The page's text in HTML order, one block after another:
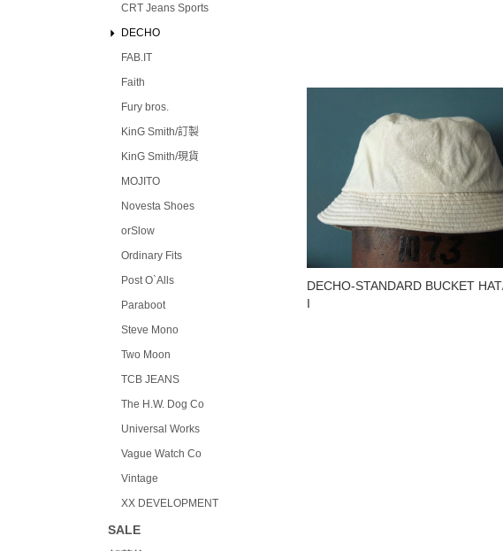
CRT Jeans Sports
DECHO
FAB.IT
Faith
Fury bros.
KinG Smith/訂製
KinG Smith/現貨
MOJITO
Novesta Shoes
orSlow
Ordinary Fits
Post O`Alls
Paraboot
Steve Mono
Two Moon
TCB JEANS
The H.W. Dog Co
Universal Works
Vague Watch Co
Vintage
XX DEVELOPMENT
SALE
DECHO-STANDARD BUCKET
I